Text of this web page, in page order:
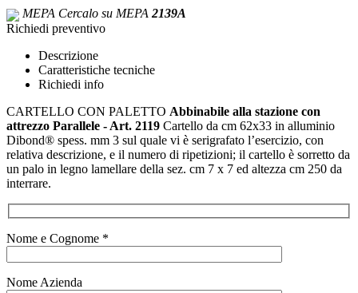
MEPA Cercalo su MEPA 2139A
Richiedi preventivo
Descrizione
Caratteristiche tecniche
Richiedi info
CARTELLO CON PALETTO Abbinabile alla stazione con
attrezzo Parallele - Art. 2119 Cartello da cm 62x33 in alluminio
Dibond® spess. mm 3 sul quale vi è serigrafato l’esercizio, con
relativa descrizione, e il numero di ripetizioni; il cartello è sorretto da
un palo in legno lamellare della sez. cm 7 x 7 ed altezza cm 250 da
interrare.
Nome e Cognome *
Nome Azienda